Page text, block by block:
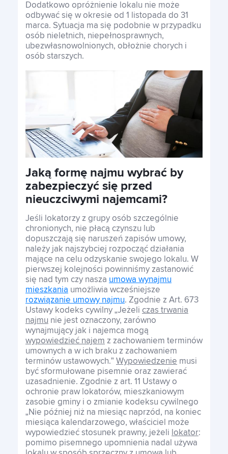
Dodatkowo opróżnienie lokalu nie może
odbywać się w okresie od 1 listopada do 31
marca. Sytuacja ma się podobnie w przypadku
osób nieletnich, niepełnosprawnych,
ubezwłasnowolnionych, obłożnie chorych i
osób starszych.
Jaką formę najmu wybrać by
zabezpieczyć się przed
nieuczciwymi najemcami?
Jeśli lokatorzy z grupy osób szczególnie
chronionych, nie płacą czynszu lub
dopuszczają się naruszeń zapisów umowy,
należy jak najszybciej rozpocząć działania
mające na celu odzyskanie swojego lokalu. W
pierwszej kolejności powinniśmy zastanowić
się nad tym czy nasza umowa wynajmu
mieszkania umożliwia wcześniejsze
rozwiązanie umowy najmu. Zgodnie z Art. 673
Ustawy kodeks cywilny „Jeżeli czas trwania
najmu nie jest oznaczony, zarówno
wynajmujący jak i najemca mogą
wypowiedzieć najem z zachowaniem terminów
umownych a w ich braku z zachowaniem
terminów ustawowych.” Wypowiedzenie musi
być sformułowane pisemnie oraz zawierać
uzasadnienie. Zgodnie z art. 11 Ustawy o
ochronie praw lokatorów, mieszkaniowym
zasobie gminy i o zmianie kodeksu cywilnego
„Nie później niż na miesiąc naprzód, na koniec
miesiąca kalendarzowego, właściciel może
wypowiedzieć stosunek prawny, jeżeli lokator:
pomimo pisemnego upomnienia nadal używa